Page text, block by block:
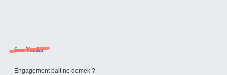
Sidebar
Son Yazılar
Engagement bait ne demek ?